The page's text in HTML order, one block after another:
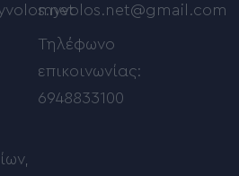
myvolos.net@gmail.com
Τηλέφωνο
επικοινωνίας:
6948833100